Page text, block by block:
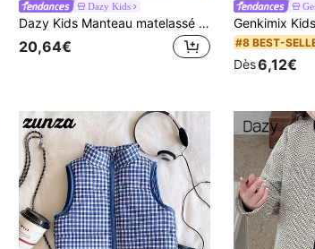
Dazy Kids
Dazy Kids Manteau matelassé de couleur unie pour jeune fille, taille enfant
20,64€ #8 BEST-
Dès6,12€